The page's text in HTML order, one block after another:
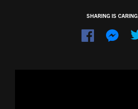
SHARING IS CARING
Dela
Dela